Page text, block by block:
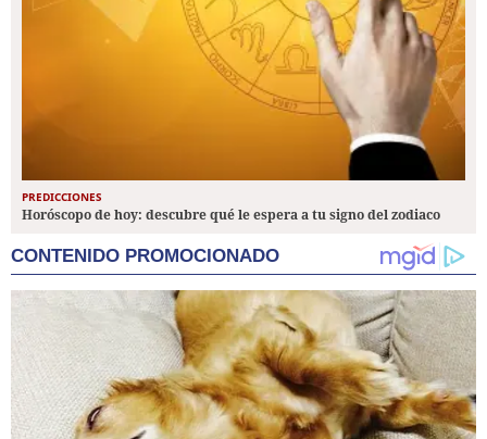
PREDICCIONES
Horóscopo de hoy: descubre qué le espera a tu signo del zodiaco
CONTENIDO PROMOCIONADO